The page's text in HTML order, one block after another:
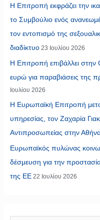
Η Επιτροπή εκφράζει την
το Συμβούλιο ενός
τον εντοπισμό της
διαδίκτυο 23 Ιουλίου 2026
Η Επιτροπή επιβάλλει
ευρώ για παραβιάσεις της
Ιουλίου 2026
Η Ευρωπαϊκή Επιτροπή
υπηρεσίας, τον Ζαχαρία
Αντιπροσωπείας στην
Ευρωπαϊκός πυλώνας
δέσμευση για την
της ΕΕ 22 Ιουλίου 2026